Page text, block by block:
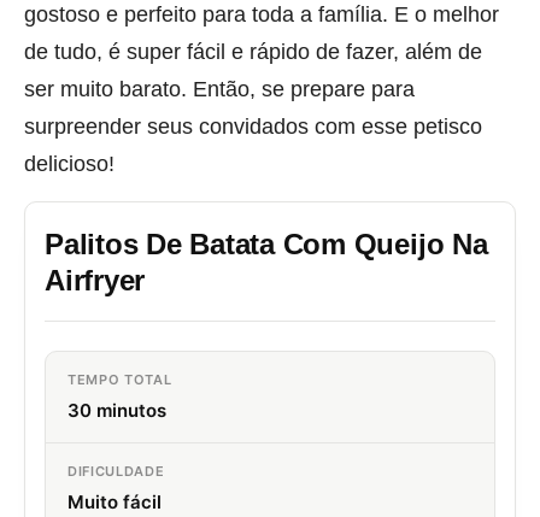
gostoso e perfeito para toda a família. E o melhor
de tudo, é super fácil e rápido de fazer, além de
ser muito barato. Então, se prepare para
surpreender seus convidados com esse petisco
delicioso!
Palitos De Batata Com Queijo Na
Airfryer
TEMPO TOTAL
30 minutos
DIFICULDADE
Muito fácil